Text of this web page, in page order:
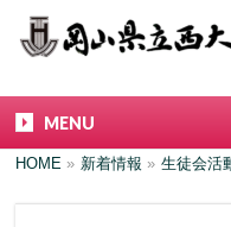
MENU
HOME » 新着情報 » 生徒会活